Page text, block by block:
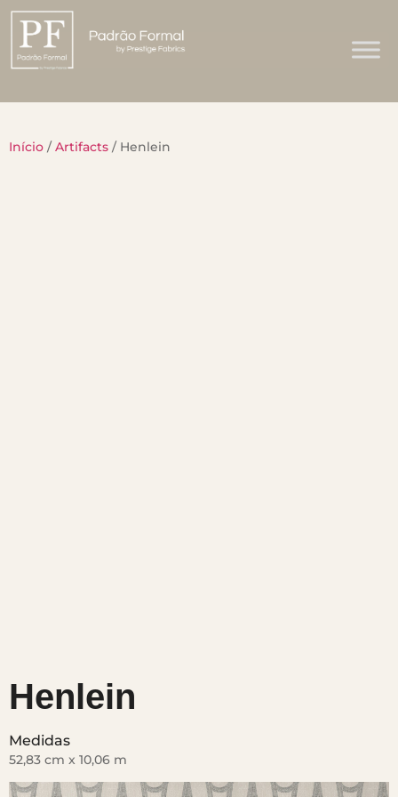
Início /Artifacts / Henlein
Henlein
Medidas
52,83 cm x 10,06 m